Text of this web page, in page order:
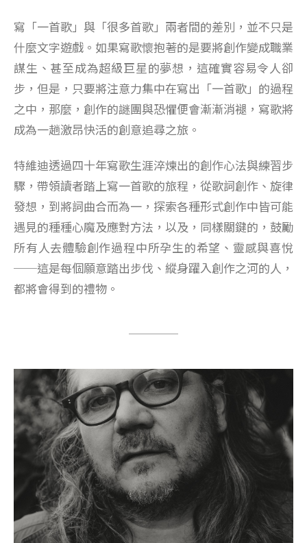
寫「一首歌」與「很多首歌」兩者間的差別，並不只是
什麼文字遊戲。如果寫歌懷抱著的是要將創作變成職業
謀生、甚至成為超級巨星的夢想，這確實容易令人卻
步，但是，只要將注意力集中在寫出「一首歌」的過程
之中，那麼，創作的謎團與恐懼便會漸漸消褪，寫歌將
成為一趟激昂快活的創意追尋之旅。
特維迪透過四十年寫歌生涯淬煉出的創作心法與練習步
驟，帶領讀者踏上寫一首歌的旅程，從歌詞創作、旋律
發想，到將詞曲合而為一，探索各種形式創作中皆可能
遇見的種種心魔及應對方法，以及，同樣關鍵的，鼓勵
所有人去體驗創作過程中所孕生的希望、靈感與喜悅
──這是每個願意踏出步伐、縱身躍入創作之河的人，
都將會得到的禮物。